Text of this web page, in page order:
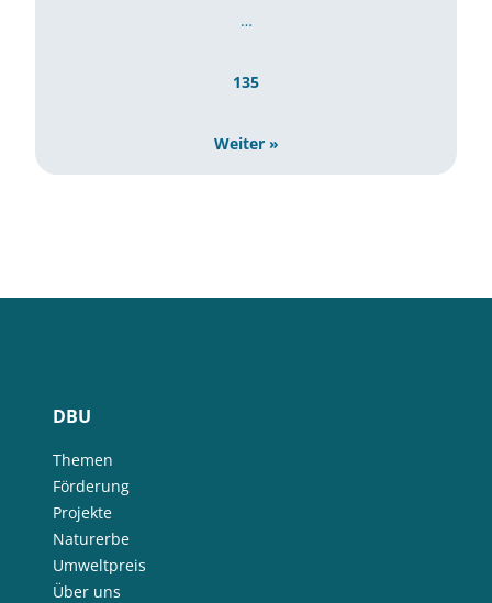
…
135
Weiter »
DBU
Themen
Förderung
Projekte
Naturerbe
Umweltpreis
Über uns